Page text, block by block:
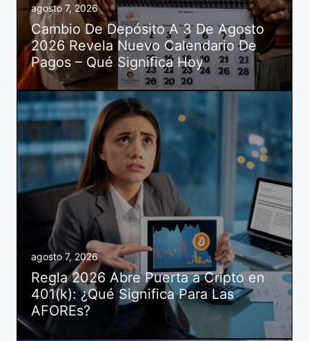
agosto 7, 2026
Cambio De Depósito A 3 De Agosto
2026 Revela Nuevo Calendario De
Pagos – Qué Significa Hoy
agosto 7, 2026
Regla 2026 Abre Puerta a Cripto en
401(k): ¿Qué Significa Para Las
AFOREs?